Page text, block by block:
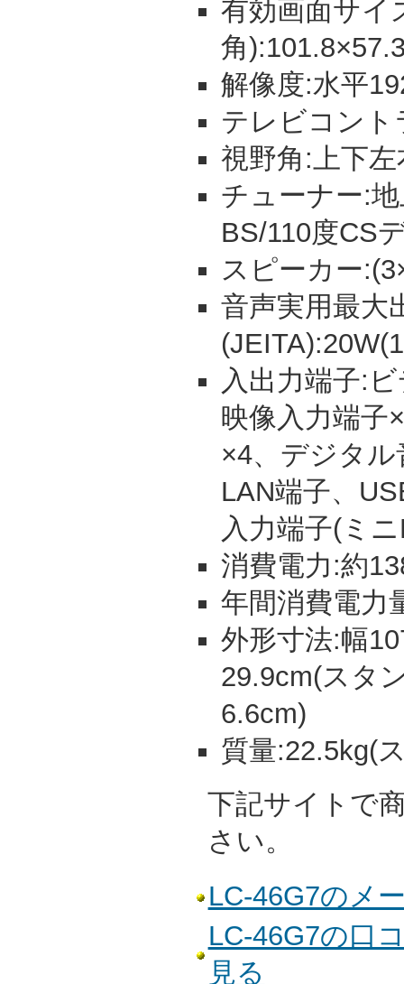
有効画面サイ
角
解像度:水平
テレビコント
視野角:上下
チューナー:
BS/110度CS
スピーカー
音声実用最大
入出力端子:
映像入力端子
×4、デジタ
LAN端子、
入力端子(ミ
消費電力:約
年間消費電力
外形寸法:幅
29.9cm(スタ
6.6cm)
質量:22.5kg(
下記サイトで
さい。
LC-46G7のメ
LC-46G7の口
見る